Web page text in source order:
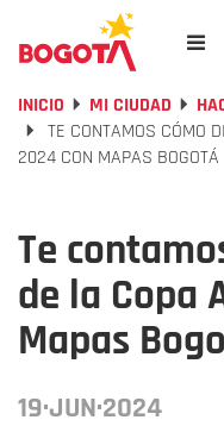
INICIO MI CIUDAD
TE CONTAMOS CÓMO
2024 CON MAPAS BOGOTÁ
Te
de la Copa
Mapas
19·JUN·2024